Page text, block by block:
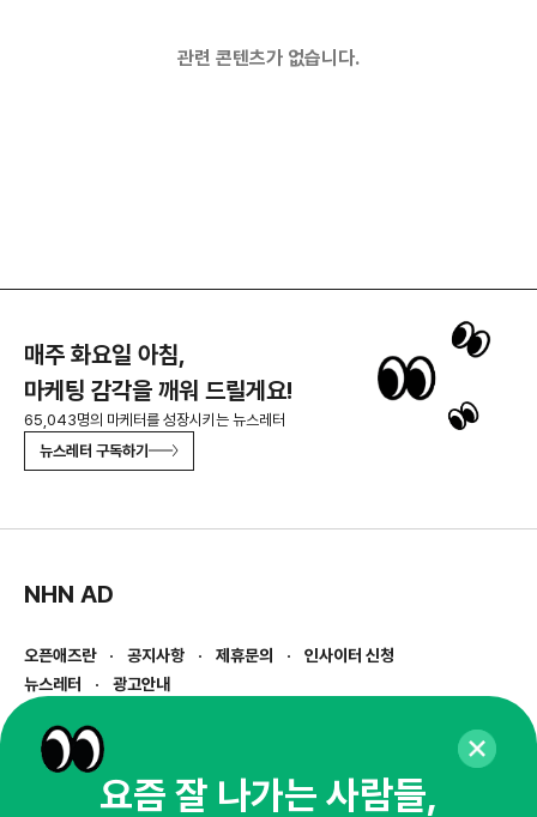
관련 콘텐츠가 없습니다.
매주 화요일 아침,
마케팅 감각을 깨워 드릴게요!
65,043명의 마케터를 성장시키는 뉴스레터
뉴스레터 구독하기
NHN AD
오픈애즈란 공지사항 제휴문의
인사이터 신청
뉴스레터
광고안내
경기도 성남시 분당구 대왕판교로645번길 16
사업자등록번호 : 144-81-27690(
통신판매업신고번호 : 2014-경기성남-1023
요즘 잘 나가는 사람들,